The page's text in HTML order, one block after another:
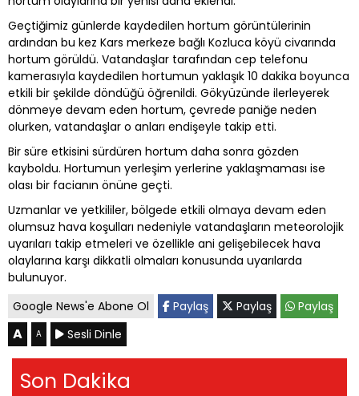
Geçtiğimiz günlerde kaydedilen hortum görüntülerinin
ardından bu kez Kars merkeze bağlı Kozluca köyü civarında
hortum görüldü. Vatandaşlar tarafından cep telefonu
kamerasıyla kaydedilen hortumun yaklaşık 10 dakika boyunca
etkili bir şekilde döndüğü öğrenildi. Gökyüzünde ilerleyerek
dönmeye devam eden hortum, çevrede paniğe neden
olurken, vatandaşlar o anları endişeyle takip etti.
Bir süre etkisini sürdüren hortum daha sonra gözden
kayboldu. Hortumun yerleşim yerlerine yaklaşmaması ise
olası bir facianın önüne geçti.
Uzmanlar ve yetkililer, bölgede etkili olmaya devam eden
olumsuz hava koşulları nedeniyle vatandaşların meteorolojik
uyarıları takip etmeleri ve özellikle ani gelişebilecek hava
olaylarına karşı dikkatli olmaları konusunda uyarılarda
bulunuyor.
Google News'e Abone Ol
Paylaş Paylaş Paylaş
A A Sesli Dinle
Son Dakika